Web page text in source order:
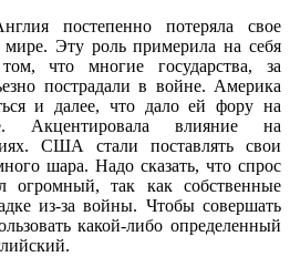
постепенно потеряла свое
Эту роль примерила на себя
что многие государства, за
пострадали в войне. Америка
и далее, что дало ей фору на
Акцентировала влияние на
США стали поставлять свои
шара. Надо сказать, что спрос
так как собственные
из-за войны. Чтобы совершать
какой-либо определенный